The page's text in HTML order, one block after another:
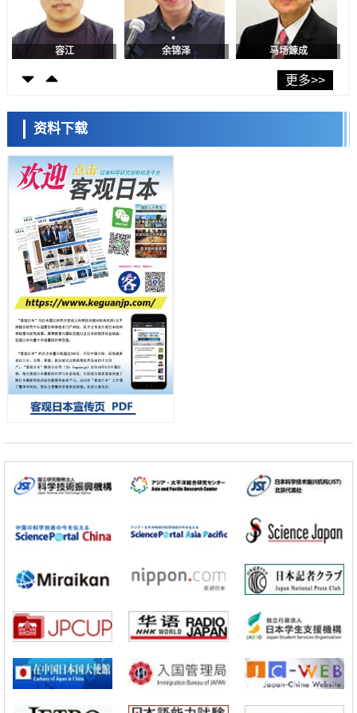
癌患者中开展临床试验
日本发布《令和8年版科学技术与创新白皮书》，解读第七期基本计划
首年度政策方向
科学研究
东京大学发现可诱导细胞死亡的新型信使物质
东京都健康长寿医疗中心跨器官揭示衰老过程中的糖链变化
科学研究
产总研无需石油利用松脂制备石墨前驱体，可作为电池电极材料
科学研究
东京大学和海上保安厅等发现南海海槽沿线板块边界锁定状态存在区域
差异
政策
日本第2次医疗研究开发调整费，根据一线实际情况和需求分配99.3亿
日元
科学研究
千叶大学鉴定出导致难治性疾病“肺高血压症”恶化的蛋白质“MYL9/12”，
会引发血管结构恶化
科学研究
京都大学高效生成光的构成单元“光子”，可应用于量子计算机
科学研究
开发出300亿年仅误差1秒的光晶格钟，构建网络将其打造为下一代社会
基础设施
经济・社会
科学研究
带大量基因的人工细胞
政策
展研究
科学研究
京都大学高效生成光的构成单元“光子”，可应用于量子计算机
科学研究
开发出300亿年仅误差1秒的光晶格钟，构建网络将其打造为下一代社会
经济・社会
日本成立“以人为本AI联盟”——力争借助AI拓展社会公众创造力，依托
科学研究
容江 余锦泽 马场錬成
日本科学未来馆 科学交
流员
小岩井忠道 泷川 进
更多>>
资料下载